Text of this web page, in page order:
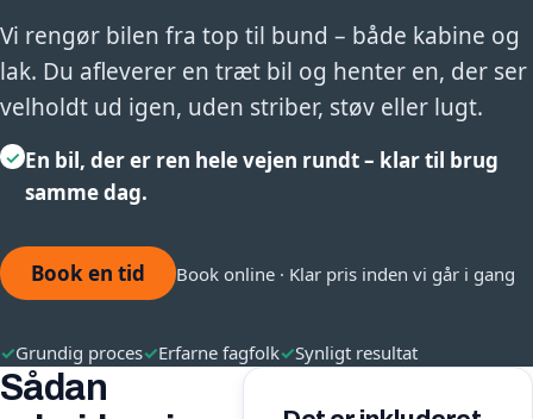
Vi rengør bilen fra top til bund – både kabine og
lak. Du afleverer en træt bil og henter en, der ser
velholdt ud igen, uden striber, støv eller lugt.
✓ En bil, der er ren hele vejen rundt – klar til brug
samme dag.
Book en tid Book online · Klar pris inden vi går i gang
✓Grundig proces✓Erfarne fagfolk✓Synligt resultat
Sådan